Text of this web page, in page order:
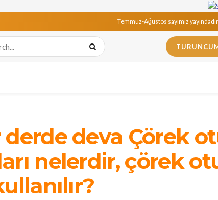
Temmuz-Ağustos sayımız
deva Çörek
nelerdir, çörek